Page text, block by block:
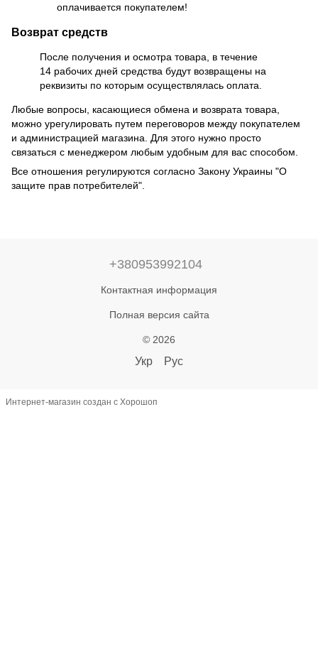
оплачивается покупателем!
Возврат средств
После получения и осмотра товара, в течение
14 рабочих дней средства будут возвращены на
реквизиты по которым осуществлялась оплата.
Любые вопросы, касающиеся обмена и возврата товара,
можно урегулировать путем переговоров между покупателем
и администрацией магазина. Для этого нужно просто
связаться с менеджером любым удобным для вас способом.
Все отношения регулируются согласно Закону Украины "О
защите прав потребителей".
+380953992104
Контактная информация
Полная версия сайта
© 2026
Укр Рус
Интернет-магазин создан с Хорошоп